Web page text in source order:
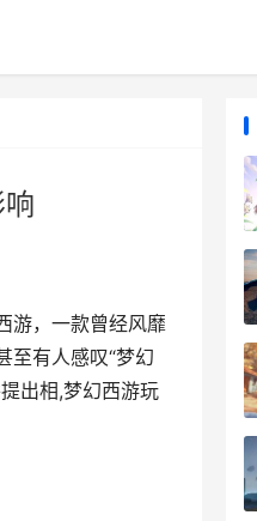
游，一款曾经风靡
至有人感叹“梦幻
出相,梦幻西游玩